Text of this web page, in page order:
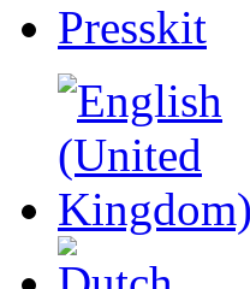
Presskit